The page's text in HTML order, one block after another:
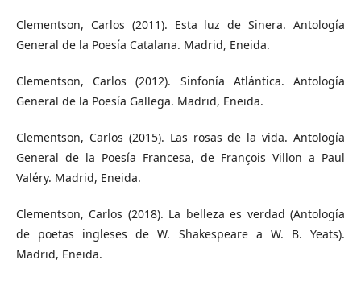
Clementson, Carlos (2011). Esta luz de Sinera. Antología
General de la Poesía Catalana. Madrid, Eneida.
Clementson, Carlos (2012). Sinfonía Atlántica. Antología
General de la Poesía Gallega. Madrid, Eneida.
Clementson, Carlos (2015). Las rosas de la vida. Antología
General de la Poesía Francesa, de François Villon a Paul
Valéry. Madrid, Eneida.
Clementson, Carlos (2018). La belleza es verdad (Antología
de poetas ingleses de W. Shakespeare a W. B. Yeats).
Madrid, Eneida.